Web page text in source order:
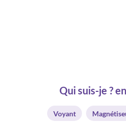
Qui suis-je ?
Voyant